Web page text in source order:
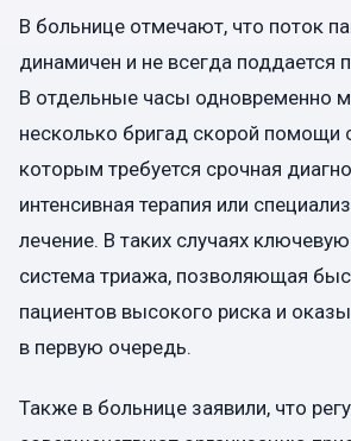
В больнице отмечают, что поток
динамичен и не всегда поддается
В отдельные часы одновременно
несколько бригад скорой помощи
которым требуется срочная
интенсивная терапия или
лечение. В таких случаях
система триажа, позволяющая
пациентов высокого риска и
в первую очередь.
Также в больнице заявили, что